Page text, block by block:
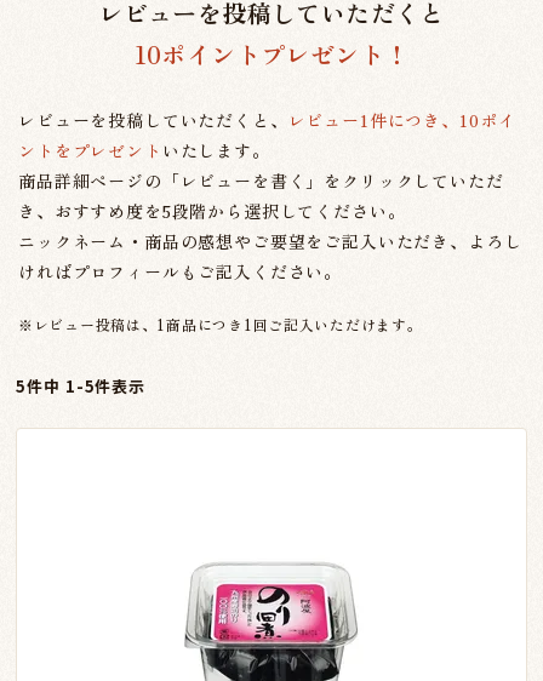
レビューを投稿していただくと
10ポイントプレゼント！
レビューを投稿していただくと、 レビュー1件につき、10ポイ
ントをプレゼント いたします。
商品詳細ページの「レビューを書く」をクリックしていただ
き、おすすめ度を5段階から選択してください。
ニックネーム・商品の感想やご要望をご記入いただき、よろし
ければプロフィールもご記入ください。
※レビュー投稿は、1商品につき1回ご記入いただけます。
5件中 1-5件表示